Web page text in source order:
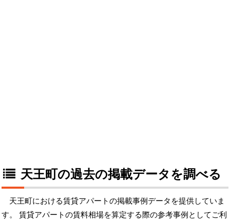
天王町の過去の掲載データを調べる
天王町における賃貸アパートの掲載事例データを提供していま
す。 賃貸アパートの賃料相場を算定する際の参考事例としてご利